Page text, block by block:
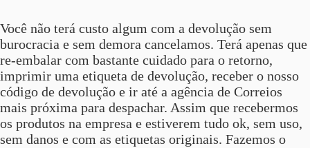
Você não terá custo algum com a devolução sem
burocracia e sem demora cancelamos. Terá apenas que
re-embalar com bastante cuidado para o retorno,
imprimir uma etiqueta de devolução, receber o nosso
código de devolução e ir até a agência de Correios
mais próxima para despachar. Assim que recebermos
os produtos na empresa e estiverem tudo ok, sem uso,
sem danos e com as etiquetas originais. Fazemos o